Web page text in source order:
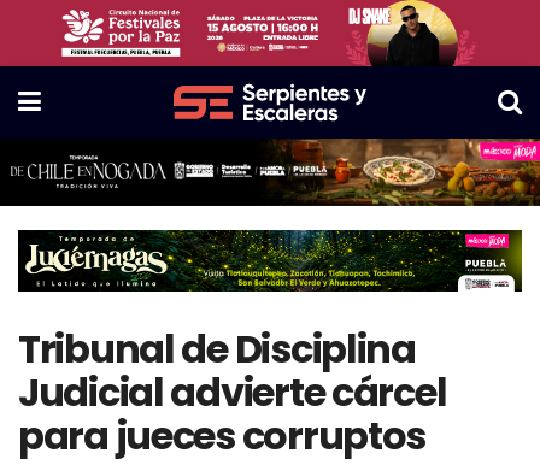
Tribunal de Disciplina
Judicial advierte cárcel
para jueces corruptos